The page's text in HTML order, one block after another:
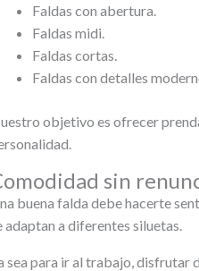
Faldas con abertura.
Faldas midi.
Faldas cortas.
Faldas con detalles
objetivo es ofrecer
sin
buena falda debe hacerte
adaptan a diferentes siluetas.
sea para ir al trabajo, disfrutar